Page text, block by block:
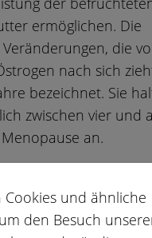
ermöglichen. Die
die
nach sich
bezeichnet. Sie
zwischen vier und
an.
Spiegel der
und
und ähnliche
den Besuch